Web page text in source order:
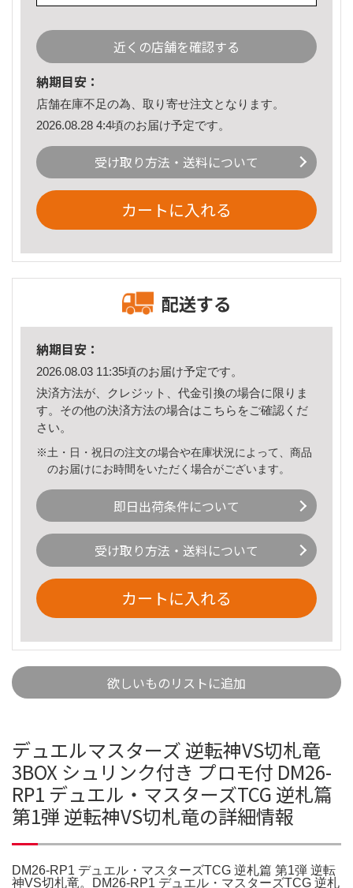
近くの店舗を確認する
納期目安：
店舗在庫不足の為、取り寄せ注文となります。
2026.08.28 4:4頃のお届け予定です。
受け取り方法・送料について
カートに入れる
配送する
納期目安：
2026.08.03 11:35頃のお届け予定です。
決済方法が、クレジット、代金引換の場合に限りま
す。その他の決済方法の場合はこちら をご確認くだ
さい。
※土・日・祝日の注文の場合や在庫状況によって、商品
のお届けにお時間をいただく場合がございます。
即日出荷条件について
受け取り方法・送料について
カートに入れる
欲しいものリストに追加
デュエルマスターズ 逆転神VS切札竜
3BOX シュリンク付き プロモ付 DM26-
RP1 デュエル・マスターズTCG 逆札篇
第1弾 逆転神VS切札竜の詳細情報
DM26-RP1 デュエル・マスターズTCG 逆札篇 第1弾 逆転
神VS切札竜。DM26-RP1 デュエル・マスターズTCG 逆札